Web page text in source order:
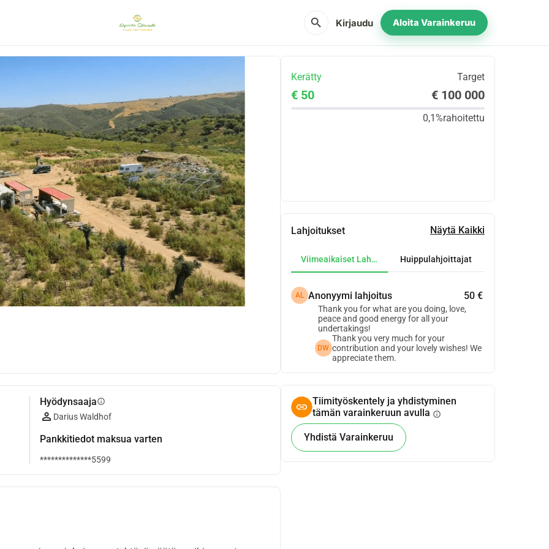
search Kirjaudu Aloita Varainkeruu
Hyödynsaajainfo
Darius Waldhof
Pankkitiedot maksua varten
**************5599
Kerätty Target
€ 50 € 100 000
0,1%rahoitettu
Lahjoitukset Näytä Kaikki
Viimeaikaiset LahjoituksetHuippulahjoittajat
AL Anonyymi lahjoitus 50 €
Thank you for what are you doing, love,
peace and good energy for all your
undertakings!
DW
Thank you very much for your
contribution and your lovely wishes! We
appreciate them.
Tiimityöskentely ja yhdistyminen
tämän varainkeruun avulla info
Yhdistä Varainkeruu